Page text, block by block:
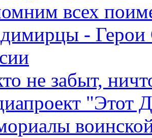
всех
- Герои
не забыт,
"Этот